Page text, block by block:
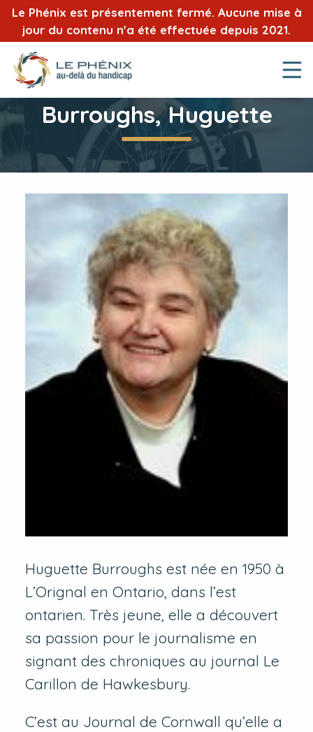
Le Phénix est présentement fermé. Aucune mise à
jour du contenu n'a été effectuée depuis 2021.
Burroughs, Huguette
Huguette Burroughs est née en 1950 à
L’Orignal en Ontario, dans l’est
ontarien. Très jeune, elle a découvert
sa passion pour le journalisme en
signant des chroniques au journal Le
Carillon de Hawkesbury.
C’est au Journal de Cornwall qu’elle a